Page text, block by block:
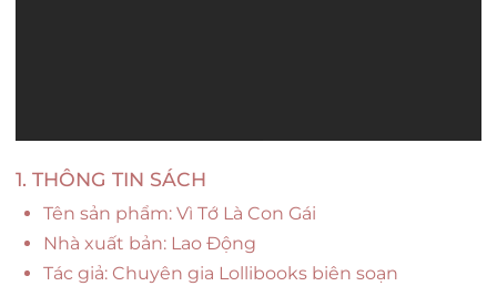
1. THÔNG TIN SÁCH
Tên sản phẩm: Vì Tớ Là Con Gái
Nhà xuất bản: Lao Động
Tác giả: Chuyên gia Lollibooks biên soạn